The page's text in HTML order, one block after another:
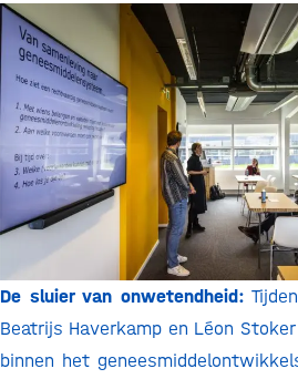
De sluier van onwetendheid:
Beatrijs Haverkamp en Léon
binnen het